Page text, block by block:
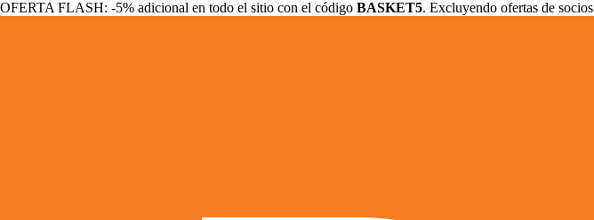
OFERTA FLASH: -5% adicional en todo el sitio con el código BASKET5. Excluyendo ofertas de socios